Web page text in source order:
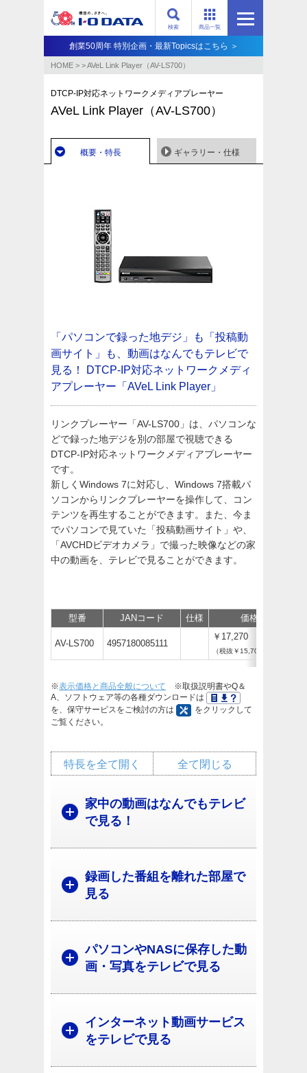
商品一覧
検索
創業50周年 特別企画・最新Topicsはこちら ＞
HOME > >AVeL Link Player（AV-LS700）
DTCP-IP対応ネットワークメディアプレーヤー
AVeL Link Player（AV-LS700）
概要・特長 ギャラリー・仕様
「パソコンで録った地デジ」も「投稿動
画サイト」も、動画はなんでもテレビで
見る！
DTCP-IP対応ネットワークメディ
アプレーヤー「AVeL Link Player」
リンクプレーヤー「AV-LS700」は、パソコンな
どで録った地デジを別の部屋で視聴できる
DTCP-IP対応ネットワークメディアプレーヤー
です。
新しくWindows 7に対応し、Windows 7搭載パ
ソコンからリンクプレーヤーを操作して、コン
テンツを再生することができます。また、今ま
でパソコンで見ていた「投稿動画サイト」や、
「AVCHDビデオカメラ」で撮った映像などの家
中の動画を、テレビで見ることができます。
型番 JANコード 仕様 価格
AV-LS700 4957180085111
￥17,270
（税抜￥15,700）
※表示価格と商品全般について ※取扱説明書やQ＆
A、ソフトウェア等の各種ダウンロードは
を、保守サービスをご検討の方は
をクリックして
ご覧ください。
全て閉じる
特長を全て開く
家中の動画はなんでもテレビ
で見る！
録画した番組を離れた部屋で
見る
パソコンやNASに保存した動
画・写真をテレビで見る
インターネット動画サービス
をテレビで見る